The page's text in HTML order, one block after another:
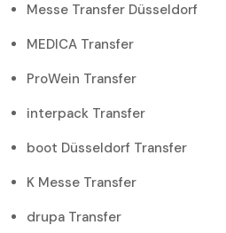
Messe Transfer Düsseldorf
MEDICA Transfer
ProWein Transfer
interpack Transfer
boot Düsseldorf Transfer
K Messe Transfer
drupa Transfer